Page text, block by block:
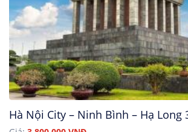
Hà Nội City – Ninh Bình – Hạ Long